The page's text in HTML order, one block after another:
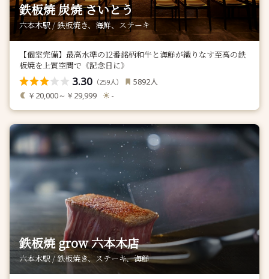
鉄板焼 炭焼 さいとう
六本木駅 / 鉄板焼き、海鮮、ステーキ
【個室完備】最高水準の12番銘柄和牛と海鮮が織りなす至高の鉄
板焼を上質空間で《記念日に》
3.30 （259人） 5892人
￥20,000～￥29,999 -
鉄板焼 grow 六本木店
六本木駅 / 鉄板焼き、ステーキ、海鮮